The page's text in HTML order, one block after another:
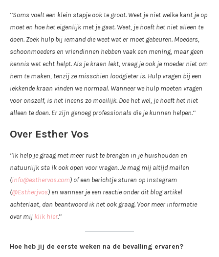
‘’Soms voelt een klein stapje ook te groot. Weet je niet welke kant je op
moet en hoe het eigenlijk met je gaat. Weet, je hoeft het niet alleen te
doen. Zoek hulp bij iemand die weet wat er moet gebeuren. Moeders,
schoonmoeders en vriendinnen hebben vaak een mening, maar geen
kennis wat echt helpt. Als je kraan lekt, vraag je ook je moeder niet om
hem te maken, tenzij ze misschien loodgieter is. Hulp vragen bij een
lekkende kraan vinden we normaal. Wanneer we hulp moeten vragen
voor onszelf, is het ineens zo moeilijk. Doe het wel, je hoeft het niet
alleen te doen. Er zijn genoeg professionals die je kunnen helpen.‘’
Over Esther Vos
‘’Ik help je graag met meer rust te brengen in je huishouden en
natuurlijk sta ik ook open voor vragen. Je mag mij altijd mailen
(info@esthervos.com) of een berichtje sturen op Instagram
(@Estherjvos) en wanneer je een reactie onder dit blog artikel
achterlaat, dan beantwoord ik het ook graag. Voor meer informatie
over mij klik hier.’’
Hoe heb jij de eerste weken na de bevalling ervaren?